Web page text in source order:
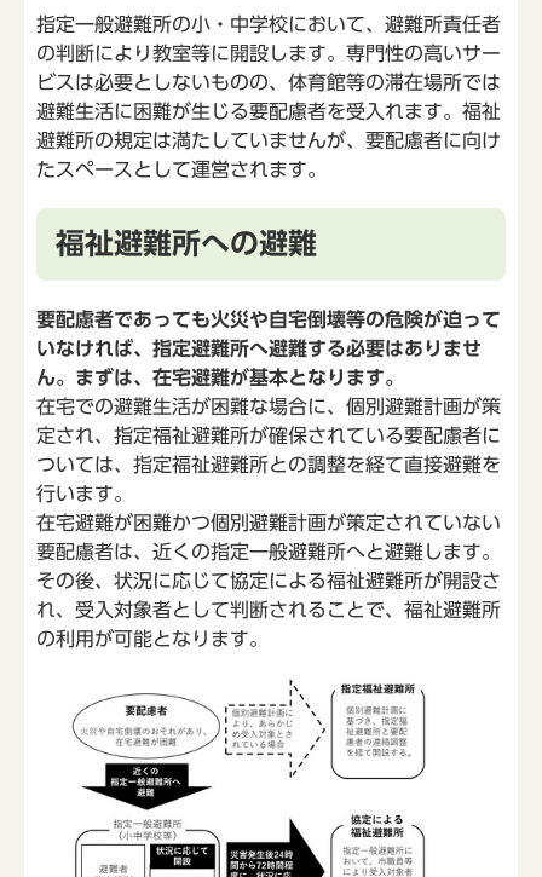
指定一般避難所の小・中学校において、避難所責任者
の判断により教室等に開設します。専門性の高いサー
ビスは必要としないものの、体育館等の滞在場所では
避難生活に困難が生じる要配慮者を受入れます。福祉
避難所の規定は満たしていませんが、要配慮者に向け
たスペースとして運営されます。
福祉避難所への避難
要配慮者であっても火災や自宅倒壊等の危険が迫って
いなければ、指定避難所へ避難する必要はありませ
ん。まずは、在宅避難が基本となります。
在宅での避難生活が困難な場合に、個別避難計画が策
定され、指定福祉避難所が確保されている要配慮者に
ついては、指定福祉避難所との調整を経て直接避難を
行います。
在宅避難が困難かつ個別避難計画が策定されていない
要配慮者は、近くの指定一般避難所へと避難します。
その後、状況に応じて協定による福祉避難所が開設さ
れ、受入対象者として判断されることで、福祉避難所
の利用が可能となります。